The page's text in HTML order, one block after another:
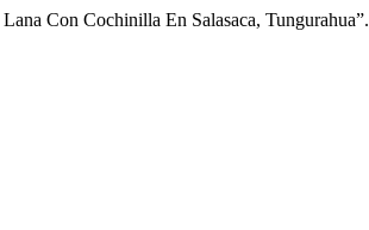
Con Cochinilla En Salasaca, Tungurahua”.